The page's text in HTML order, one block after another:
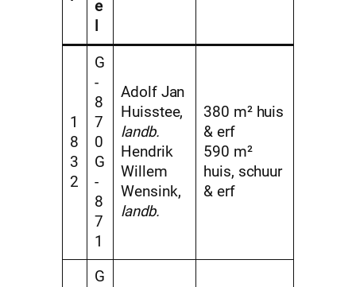
e
1
8
3
2
G
-
8
7
0
G
-
8
7
1
Adolf Jan
Huisstee,
landb.
Hendrik
Willem
Wensink,
landb.
380 m² huis
& erf
590 m²
huis, schuur
& erf
G